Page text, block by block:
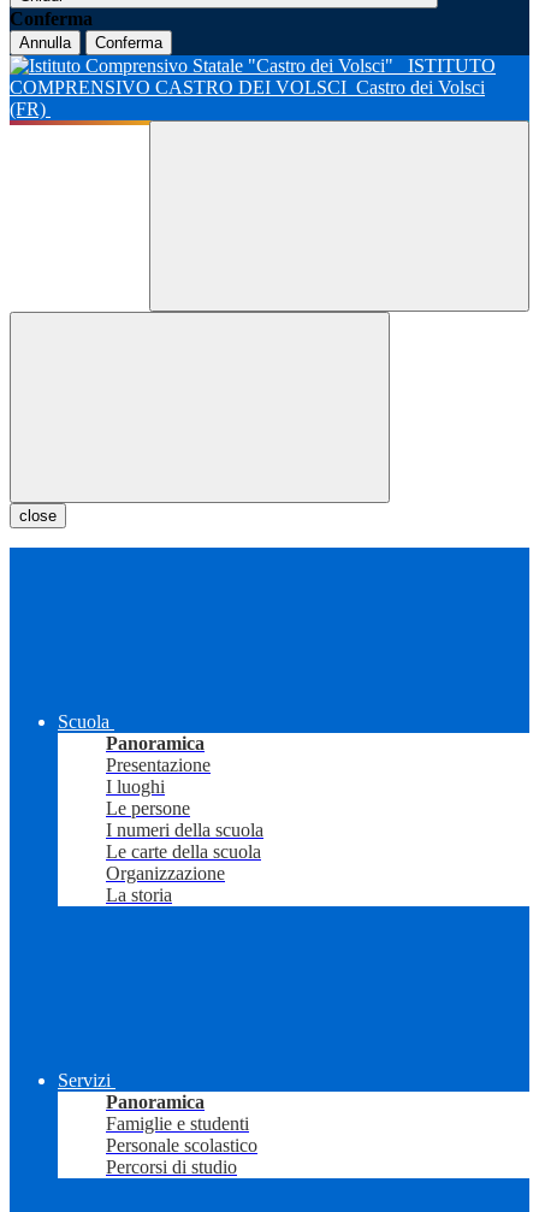
Conferma
Annulla Conferma
ISTITUTO
COMPRENSIVO CASTRO DEI VOLSCI Castro dei Volsci
(FR)
close
Scuola
Panoramica
Presentazione
I luoghi
Le persone
I numeri della scuola
Le carte della scuola
Organizzazione
La storia
Servizi
Panoramica
Famiglie e studenti
Personale scolastico
Percorsi di studio